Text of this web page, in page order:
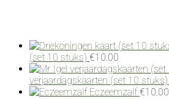
(set 10 stuks) €10.00
verjaardagskaarten (set 10 stuks)
Eczeemzalf €10.00